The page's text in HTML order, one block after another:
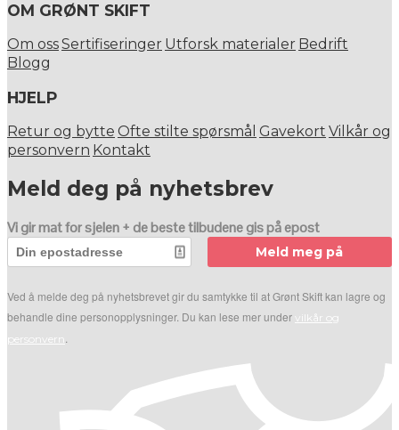
OM GRØNT SKIFT
Om ossSertifiseringer Utforsk materialer Bedrift
Blogg
HJELP
Retur og bytte Ofte stilte spørsmål Gavekort Vilkår og
personvern Kontakt
Meld deg på nyhetsbrev
Vi gir mat for sjelen + de beste tilbudene gis på epost
Meld meg på
Ved å melde deg på nyhetsbrevet gir du samtykke til at Grønt Skift kan lagre og
behandle dine personopplysninger. Du kan lese mer under vilkår og
personvern.